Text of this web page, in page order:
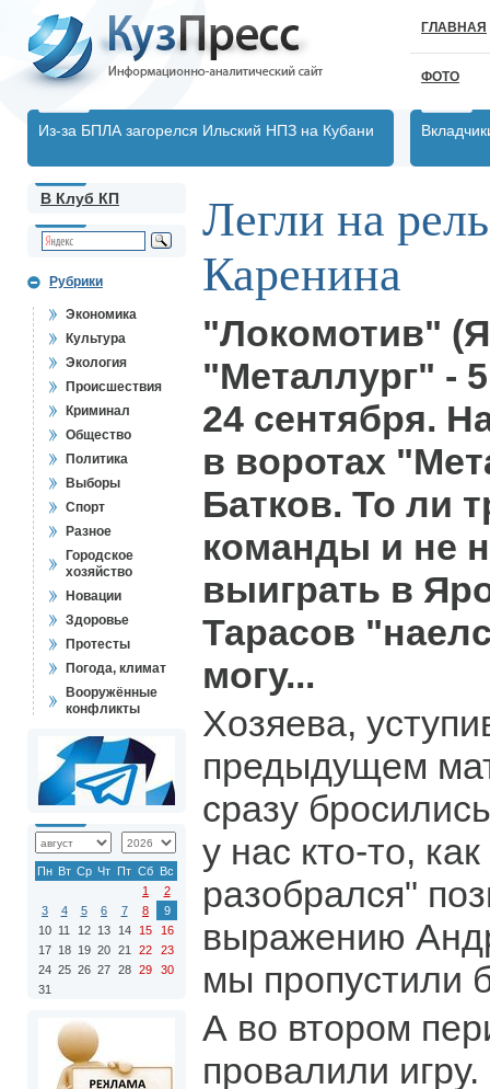
ГЛАВНАЯ
ФОТО
Из-за БПЛА загорелся Ильский НПЗ на Кубани
В Клуб КП
Рубрики
Экономика
Культура
Экология
Происшествия
Криминал
Общество
Политика
Выборы
Спорт
Разное
Городское
хозяйство
Новации
Здоровье
Протесты
Погода, климат
Вооружённые
конфликты
Пн Вт Ср Чт Пт Сб Вс
1
2
3
4 5 6 7 8
9
10 11 12 13 14 15
16
17 18 19 20 21 22
23
24 25 26 27 28 29
30
31
Легли на
Каренина
"Локомотив"
"Металлург" -
24 сентября.
в воротах
Батков. То ли
команды и не
выиграть в
Тарасов
могу...
Хозяева,
предыдущем
сразу
у нас кто-то,
разобрался"
выражению
мы пропустили
А во втором
провалили